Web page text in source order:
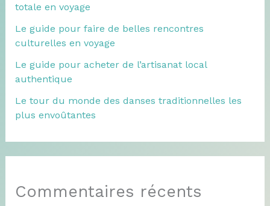
totale en voyage
Le guide pour faire de belles rencontres
culturelles en voyage
Le guide pour acheter de l’artisanat local
authentique
Le tour du monde des danses traditionnelles les
plus envoûtantes
Commentaires récents